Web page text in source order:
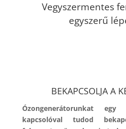
Vegyszermentes
egyszerű
BEKAPCSOLJA A
Ózongenerátorunkat egy
kapcsolóval tudod